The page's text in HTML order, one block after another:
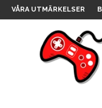
VÅRA UTMÄRKELSER